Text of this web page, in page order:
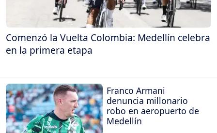
Comenzó la Vuelta Colombia: Medellín celebra
en la primera etapa
Franco Armani
denuncia millonario
robo en aeropuerto de
Medellín